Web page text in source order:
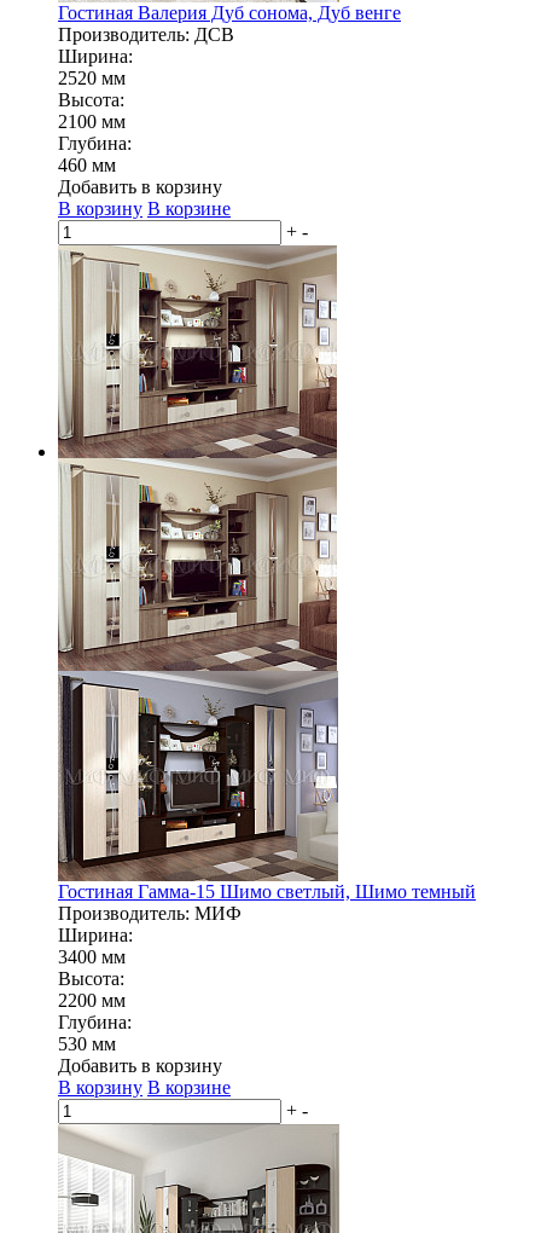
Гостиная Валерия Дуб сонома, Дуб венге
Производитель: ДСВ
Ширина:
2520 мм
Высота:
2100 мм
Глубина:
460 мм
Добавить в корзину
В корзину В корзине
+ -
Гостиная Гамма-15 Шимо светлый, Шимо темный
Производитель: МИФ
Ширина:
3400 мм
Высота:
2200 мм
Глубина:
530 мм
Добавить в корзину
В корзину В корзине
+ -